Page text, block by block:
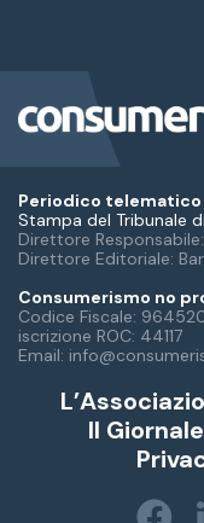
Periodico telematico
Stampa del Tribunale
Direttore
Direttore Editoriale:
Consumerismo no
Codice Fiscale:
iscrizione ROC: 44117
Email:
Il Giornale